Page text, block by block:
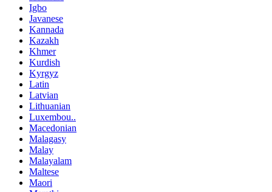
Igbo
Javanese
Kannada
Kazakh
Khmer
Kurdish
Kyrgyz
Latin
Latvian
Lithuanian
Luxembou..
Macedonian
Malagasy
Malay
Malayalam
Maltese
Maori